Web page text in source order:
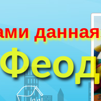
Пляжи Крыма
фото,